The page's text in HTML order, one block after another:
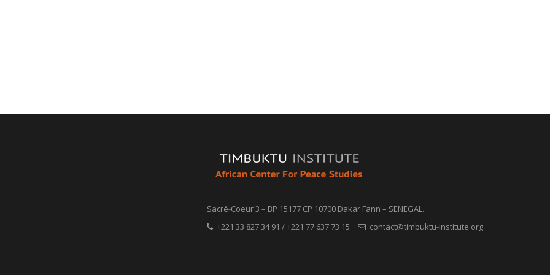
Sacré-Coeur 3 – BP 15177 CP 10700 Dakar Fann – SENEGAL.
+221 33 827 34 91 / +221 77 637 73 15
contact@timbuktu-institute.org